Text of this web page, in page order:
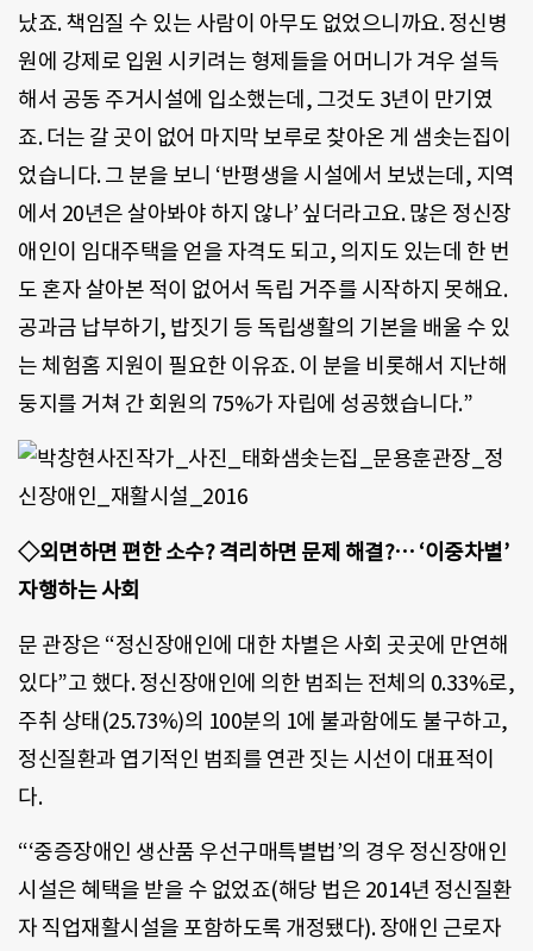
났죠. 책임질 수 있는 사람이 아무도 없었으니까요. 정신병
원에 강제로 입원 시키려는 형제들을 어머니가 겨우 설득
해서 공동 주거시설에 입소했는데, 그것도 3년이 만기였
죠. 더는 갈 곳이 없어 마지막 보루로 찾아온 게 샘솟는집이
었습니다. 그 분을 보니 ‘반평생을 시설에서 보냈는데, 지역
에서 20년은 살아봐야 하지 않나’ 싶더라고요. 많은 정신장
애인이 임대주택을 얻을 자격도 되고, 의지도 있는데 한 번
도 혼자 살아본 적이 없어서 독립 거주를 시작하지 못해요.
공과금 납부하기, 밥짓기 등 독립생활의 기본을 배울 수 있
는 체험홈 지원이 필요한 이유죠. 이 분을 비롯해서 지난해
둥지를 거쳐 간 회원의 75%가 자립에 성공했습니다.”
◇외면하면 편한 소수? 격리하면 문제 해결?… ‘이중차별’
자행하는 사회
문 관장은 “정신장애인에 대한 차별은 사회 곳곳에 만연해
있다”고 했다. 정신장애인에 의한 범죄는 전체의 0.33%로,
주취 상태(25.73%)의 100분의 1에 불과함에도 불구하고,
정신질환과 엽기적인 범죄를 연관 짓는 시선이 대표적이
다.
“‘중증장애인 생산품 우선구매특별법’의 경우 정신장애인
시설은 혜택을 받을 수 없었죠(해당 법은 2014년 정신질환
자 직업재활시설을 포함하도록 개정됐다). 장애인 근로자